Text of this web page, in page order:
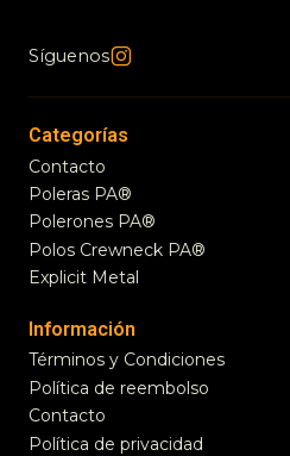
Síguenos
Categorías
Contacto
Poleras PA®
Polerones PA®
Polos Crewneck PA®
Explicit Metal
Información
Términos y Condiciones
Política de reembolso
Contacto
Política de privacidad